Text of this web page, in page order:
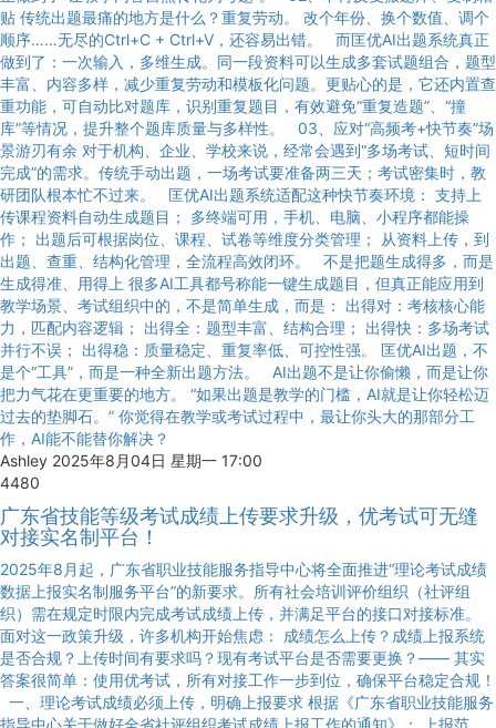
贴 传统出题最痛的地方是什么？重复劳动。 改个年份、换个数值、调个
顺序……无尽的Ctrl+C + Ctrl+V，还容易出错。 而匡优AI出题系统真正
做到了：一次输入，多维生成。同一段资料可以生成多套试题组合，题型
丰富、内容多样，减少重复劳动和模板化问题。更贴心的是，它还内置查
重功能，可自动比对题库，识别重复题目，有效避免“重复造题”、“撞
库”等情况，提升整个题库质量与多样性。 03、应对“高频考+快节奏”场
景游刃有余 对于机构、企业、学校来说，经常会遇到“多场考试、短时间
完成”的需求。传统手动出题，一场考试要准备两三天；考试密集时，教
研团队根本忙不过来。 匡优AI出题系统适配这种快节奏环境： 支持上
传课程资料自动生成题目； 多终端可用，手机、电脑、小程序都能操
作； 出题后可根据岗位、课程、试卷等维度分类管理； 从资料上传，到
出题、查重、结构化管理，全流程高效闭环。 不是把题生成得多，而是
生成得准、用得上 很多AI工具都号称能一键生成题目，但真正能应用到
教学场景、考试组织中的，不是简单生成，而是： 出得对：考核核心能
力，匹配内容逻辑； 出得全：题型丰富、结构合理； 出得快：多场考试
并行不误； 出得稳：质量稳定、重复率低、可控性强。 匡优AI出题，不
是个“工具”，而是一种全新出题方法。 AI出题不是让你偷懒，而是让你
把力气花在更重要的地方。 “如果出题是教学的门槛，AI就是让你轻松迈
过去的垫脚石。” 你觉得在教学或考试过程中，最让你头大的那部分工
作，AI能不能替你解决？
Ashley 2025年8月04日 星期一 17:00
4480
广东省技能等级考试成绩上传要求升级，优考试可无缝
对接实名制平台！
2025年8月起，广东省职业技能服务指导中心将全面推进“理论考试成绩
数据上报实名制服务平台”的新要求。所有社会培训评价组织（社评组
织）需在规定时限内完成考试成绩上传，并满足平台的接口对接标准。
面对这一政策升级，许多机构开始焦虑： 成绩怎么上传？成绩上报系统
是否合规？上传时间有要求吗？现有考试平台是否需要更换？—— 其实
答案很简单：使用优考试，所有对接工作一步到位，确保平台稳定合规！
一、理论考试成绩必须上传，明确上报要求 根据《广东省职业技能服务
指导中心关于做好全省社评组织考试成绩上报工作的通知》： 上报范